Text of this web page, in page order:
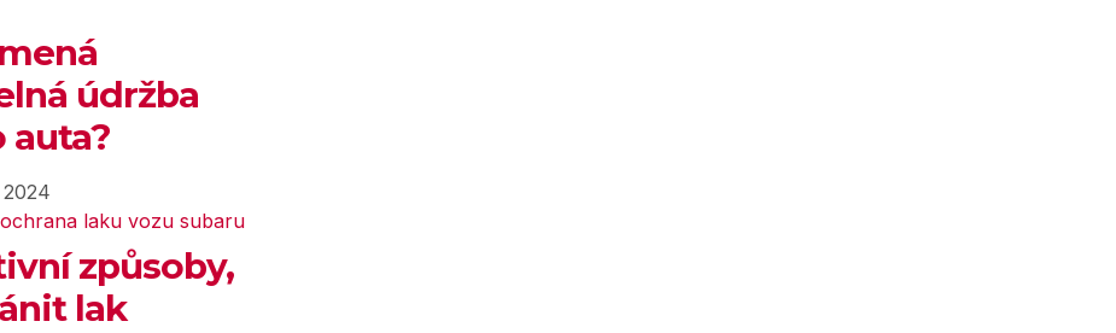
údržba
auta?
způsoby,
lak